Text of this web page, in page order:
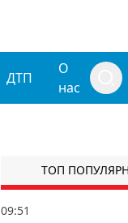
ДТП
О
нас
ТОП
09:51